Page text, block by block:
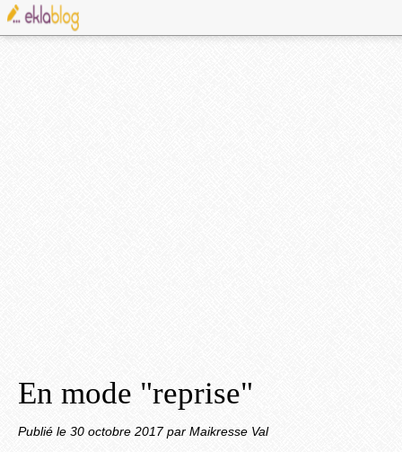
En mode "reprise"
Publié le 30 octobre 2017par Maikresse Val